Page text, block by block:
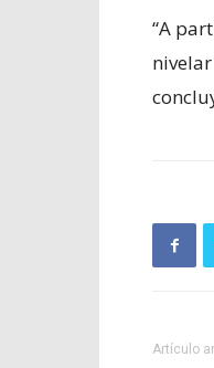
“A
Artículo